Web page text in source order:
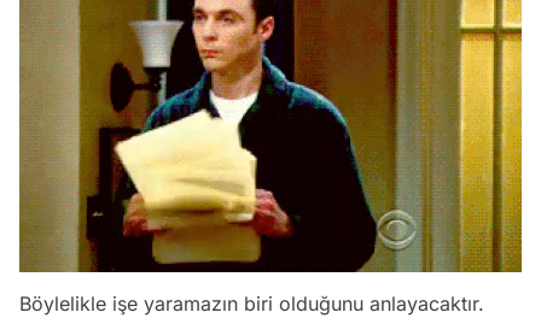
Böylelikle işe yaramazın biri olduğunu anlayacaktır.